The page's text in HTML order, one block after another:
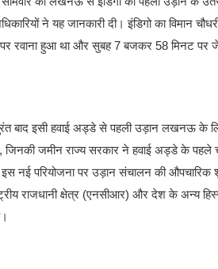
ने यह जानकारी दी। इंडिगो का विमान
रवाना हुआ था और सुबह 7 बजकर 58 मिनट पर
बाद इसी हवाई अड्डे से पहली उड़ान लखनऊ के
जिनकी जमीन राज्य सरकार ने हवाई अड्डे के
इस नई परियोजना पर उड़ान संचालन की
राजधानी क्षेत्र (एनसीआर) और देश के अन्य